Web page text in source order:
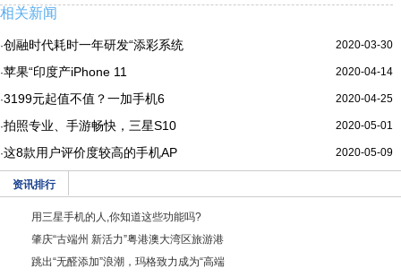
相关新闻
2020-03-30
·创融时代耗时一年研发“添彩系统
2020-04-14
·苹果“印度产iPhone 11
2020-04-25
·3199元起值不值？一加手机6
2020-05-01
·拍照专业、手游畅快，三星S10
2020-05-09
·这8款用户评价度较高的手机AP
资讯排行
用三星手机的人,你知道这些功能吗?
肇庆“古端州 新活力”粤港澳大湾区旅游港
跳出“无醛添加”浪潮，玛格致力成为“高端